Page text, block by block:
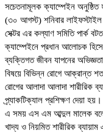
সচেতনামূলক ক্যাম্পেইন অনুষ্ঠিত
(৩০ আগস্ট) শনিবার
সেক্টর এর কল্যাণ সমিতি পার্ক
ক্যাম্পেইনে প্রধান আলোচক
ব্যক্তিগত জীবন যাপনের
বিষয়ে বিভিন্ন রোগে আক্রান্ত
রোগের আলাদা আলাদা শারীরিক
প্র্যাকটিক্যাল প্রশিক্ষণ দেয়া হয়।
এ সময় এস এম আব্দুল মালেক
খাদ্য ও নিয়মিত শারীরিক